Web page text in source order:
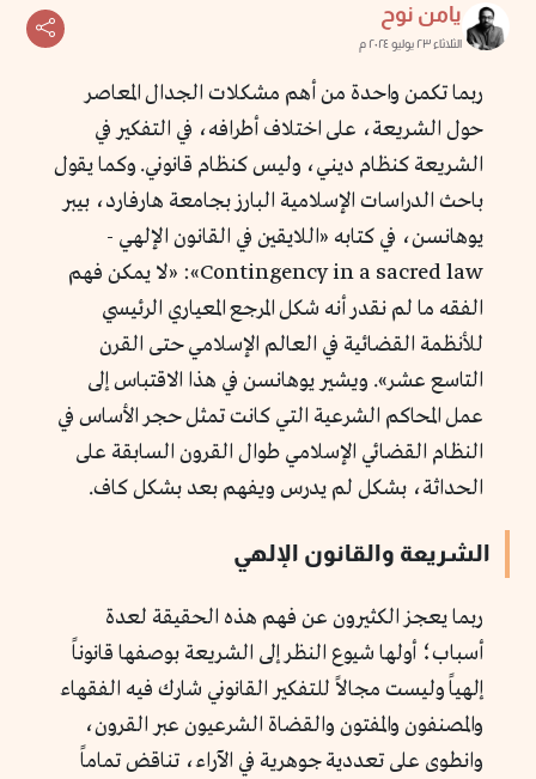
يامن نوح
الثلاثاء ٢٣ يوليو ٢٠٢٤ م
ربما تكمن واحدة من أهم مشكلات الجدال المعاصر
حول الشريعة، على اختلاف أطرافه، في التفكير في
الشريعة كنظام ديني، وليس كنظام قانوني. وكما يقول
باحث الدراسات الإسلامية البارز بجامعة هارفارد، بيبر
يوهانسن، في كتابه «اللايقين في القانون الإلهي -
Contingency in a sacred law»: «لا يمكن فهم
الفقه ما لم نقدر أنه شكل المرجع المعياري الرئيسي
للأنظمة القضائية في العالم الإسلامي حتى القرن
التاسع عشر». ويشير يوهانسن في هذا الاقتباس إلى
عمل المحاكم الشرعية التي كانت تمثل حجر الأساس في
النظام القضائي الإسلامي طوال القرون السابقة على
الحداثة، بشكل لم يدرس ويفهم بعد بشكل كاف.
الشريعة والقانون الإلهي
ربما يعجز الكثيرون عن فهم هذه الحقيقة لعدة
أسباب؛ أولها شيوع النظر إلى الشريعة بوصفها قانوناً
إلهياً وليست مجالاً للتفكير القانوني شارك فيه الفقهاء
والمصنفون والمفتون والقضاة الشرعيون عبر القرون،
وانطوى على تعددية جوهرية في الآراء، تناقض تماماً